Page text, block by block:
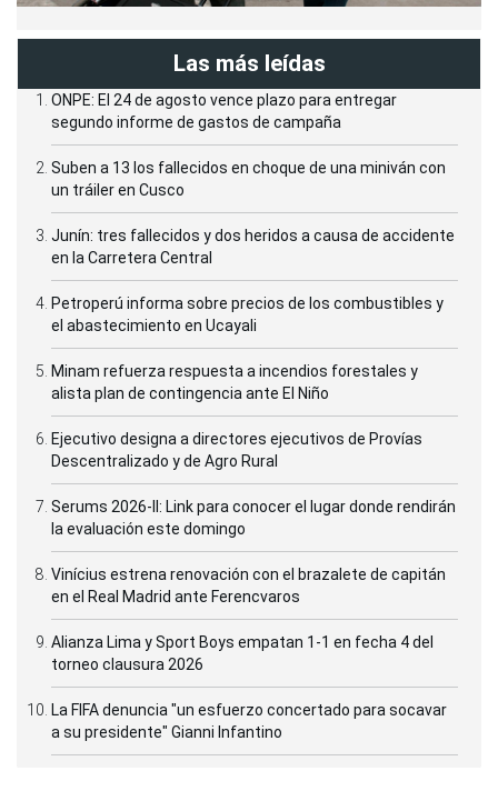
Las más leídas
ONPE: El 24 de agosto vence plazo para entregar
segundo informe de gastos de campaña
Suben a 13 los fallecidos en choque de una miniván con
un tráiler en Cusco
Junín: tres fallecidos y dos heridos a causa de accidente
en la Carretera Central
Petroperú informa sobre precios de los combustibles y
el abastecimiento en Ucayali
Minam refuerza respuesta a incendios forestales y
alista plan de contingencia ante El Niño
Ejecutivo designa a directores ejecutivos de Provías
Descentralizado y de Agro Rural
Serums 2026-II: Link para conocer el lugar donde rendirán
la evaluación este domingo
Vinícius estrena renovación con el brazalete de capitán
en el Real Madrid ante Ferencvaros
Alianza Lima y Sport Boys empatan 1-1 en fecha 4 del
torneo clausura 2026
La FIFA denuncia "un esfuerzo concertado para socavar
a su presidente" Gianni Infantino